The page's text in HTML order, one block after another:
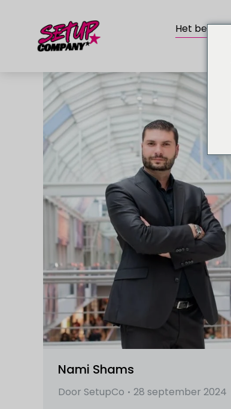
Het bedrijf
Nami Shams
Door SetupCo
28 september 2024